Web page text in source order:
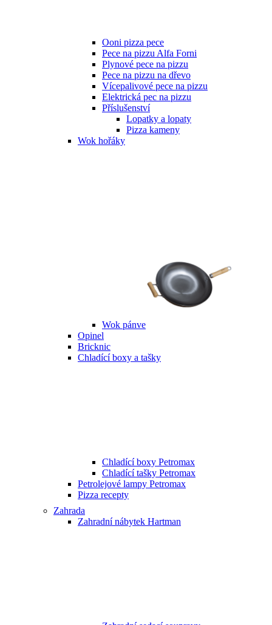
Ooni pizza pece
Pece na pizzu Alfa Forni
Plynové pece na pizzu
Pece na pizzu na dřevo
Vícepalivové pece na pizzu
Elektrická pec na pizzu
Příslušenství
Lopatky a lopaty
Pizza kameny
Wok hořáky
Wok pánve
Opinel
Bricknic
Chladící boxy a tašky
Chladící boxy Petromax
Chladící tašky Petromax
Petrolejové lampy Petromax
Pizza recepty
Zahrada
Zahradní nábytek Hartman